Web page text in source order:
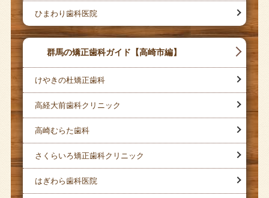
ひまわり歯科医院
群馬の矯正歯科ガイド【高崎市編】
けやきの杜矯正歯科
高経大前歯科クリニック
高崎むらた歯科
さくらいろ矯正歯科クリニック
はぎわら歯科医院